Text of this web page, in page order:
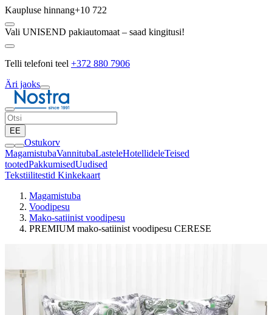
Kaupluse hinnang+10 722
Vali UNISEND pakiautomaat – saad kingitusi!
Telli telefoni teel +372 880 7906
Äri jaoks
EE
Ostukorv
MagamistubaVannitubaLasteleHotellideleTeised
tootedPakkumisedUudised
Tekstiilitestid Kinkekaart
Magamistuba
Voodipesu
Mako-satiinist voodipesu
PREMIUM mako-satiinist voodipesu CERESE